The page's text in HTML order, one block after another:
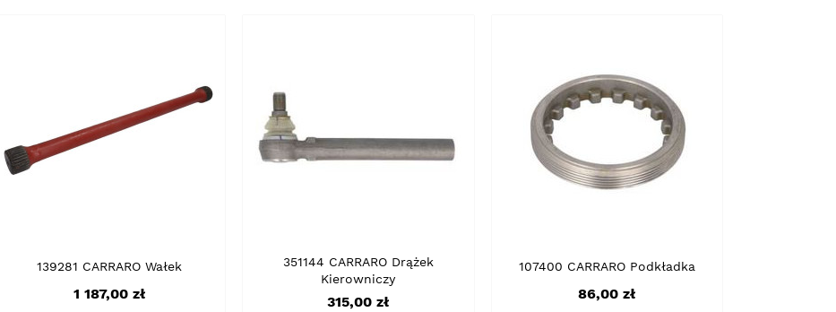
139281 CARRARO Wałek
Cena
1 187,00 zł
351144 CARRARO Drążek
Kierowniczy
Cena
315,00 zł
107400 CARRARO Podkładka
Cena
86,00 zł